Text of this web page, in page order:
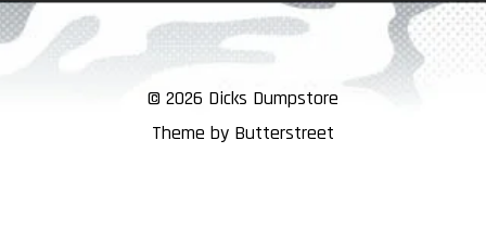
© 2026 Dicks Dumpstore
Theme by Butterstreet